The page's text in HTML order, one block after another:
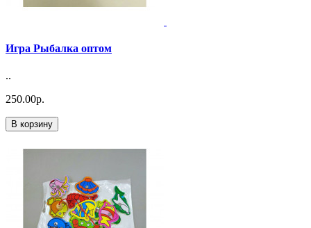
Игра Рыбалка оптом
..
250.00р.
В корзину